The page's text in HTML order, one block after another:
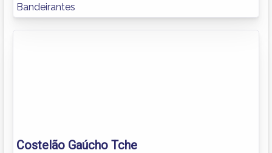
Bandeirantes
Costelão Gaúcho Tche